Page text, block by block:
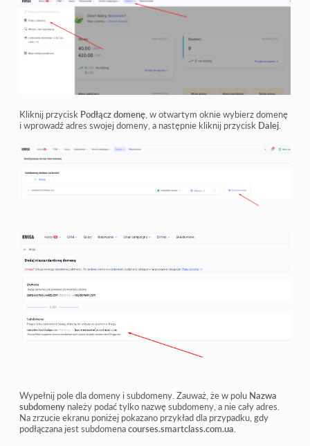
Kliknij przycisk Podłącz domenę , w otwartym oknie wybierz domenę
i wprowadź adres swojej domeny, a następnie kliknij przycisk Dalej
Wypełnij pole dla domeny i subdomeny. Zauważ, że w polu Nazwa
subdomeny należy podać tylko nazwę subdomeny, a nie cały adres.
Na zrzucie ekranu poniżej pokazano przykład dla przypadku, gdy
podłączana jest subdomenacourses.smartclass.com.ua